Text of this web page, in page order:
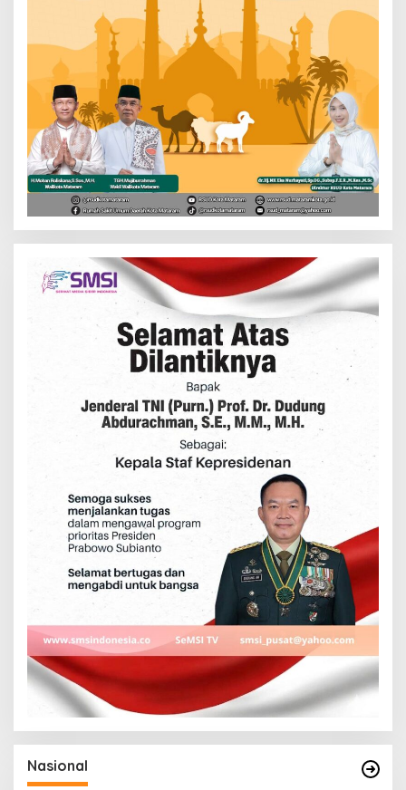
Nasional